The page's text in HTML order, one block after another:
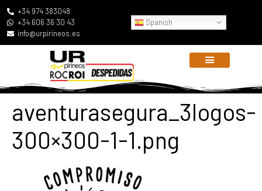
+34 974 383048
+34 606 36 30 43
info@urpirineos.es
Spanish
aventurasegura_3logos-
300×300-1-1.png